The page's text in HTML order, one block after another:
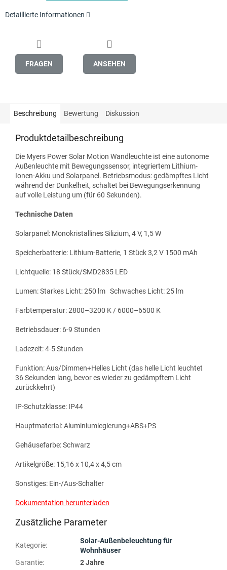
Detaillierte Informationen
FRAGEN ANSEHEN
Beschreibung Bewertung Diskussion
Produktdetailbeschreibung
Die Myers Power Solar Motion Wandleuchte ist eine autonome
Außenleuchte mit Bewegungssensor, integriertem Lithium-
Ionen-Akku und Solarpanel. Betriebsmodus: gedämpftes Licht
während der Dunkelheit, schaltet bei Bewegungserkennung
auf volle Leistung um (für 60 Sekunden).
Technische Daten
Solarpanel: Monokristallines Silizium, 4 V, 1,5 W
Speicherbatterie: Lithium-Batterie, 1 Stück 3,2 V 1500 mAh
Lichtquelle: 18 Stück/SMD2835 LED
Lumen: Starkes Licht: 250 lm Schwaches Licht: 25 lm
Farbtemperatur: 2800–3200 K / 6000–6500 K
Betriebsdauer: 6-9 Stunden
Ladezeit: 4-5 Stunden
Funktion: Aus/Dimmen+Helles Licht (das helle Licht leuchtet
36 Sekunden lang, bevor es wieder zu gedämpftem Licht
zurückkehrt)
IP-Schutzklasse: IP44
Hauptmaterial: Aluminiumlegierung+ABS+PS
Gehäusefarbe: Schwarz
Artikelgröße: 15,16 x 10,4 x 4,5 cm
Sonstiges: Ein-/Aus-Schalter
Dokumentation herunterladen
Zusätzliche Parameter
Kategorie:
Solar-Außenbeleuchtung für
Wohnhäuser
Garantie:
2 Jahre